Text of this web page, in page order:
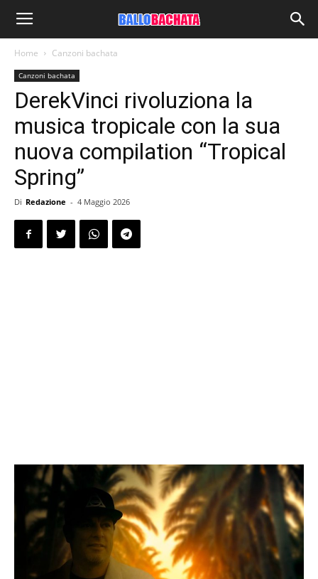
Home Canzoni bachata
Canzoni bachata
DerekVinci rivoluziona la
musica tropicale con la sua
nuova compilation “Tropical
Spring”
Di Redazione - 4 Maggio 2026